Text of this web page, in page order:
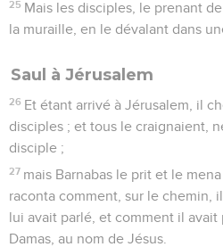
25 Mais les disciples, le prenant
la muraille, en le dévalant dans
Saul à Jérusalem
26 Et étant arrivé à Jérusalem, il
disciples ; et tous le craignaient,
disciple ;
27 mais Barnabas le prit et le
raconta comment, sur le chemin,
lui avait parlé, et comment il
Damas, au nom de Jésus.